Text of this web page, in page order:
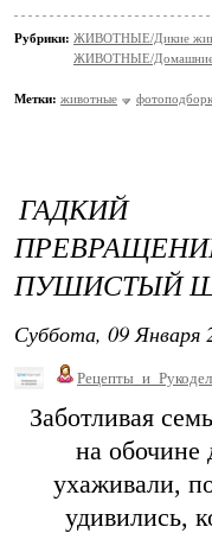
Рубрики: ЖИВОТНЫЕ/Дикие
ЖИВОТНЫЕ/Домашние
Метки: животные
ГАДКИЙ
ПУШИСТЫЙ
Суббота, 09 Января
Заботливая
на обочине
ухаживали,
удивились,